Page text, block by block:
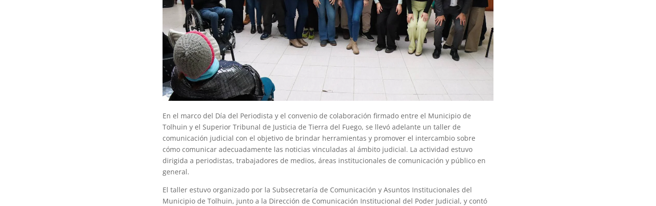
En el marco del Día del Periodista y el convenio de colaboración firmado entre el Municipio de
Tolhuin y el Superior Tribunal de Justicia de Tierra del Fuego, se llevó adelante un taller de
comunicación judicial con el objetivo de brindar herramientas y promover el intercambio sobre
cómo comunicar adecuadamente las noticias vinculadas al ámbito judicial. La actividad estuvo
dirigida a periodistas, trabajadores de medios, áreas institucionales de comunicación y público en
general.
El taller estuvo organizado por la Subsecretaría de Comunicación y Asuntos Institucionales del
Municipio de Tolhuin, junto a la Dirección de Comunicación Institucional del Poder Judicial, y contó